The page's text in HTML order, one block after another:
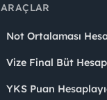
ARAÇLAR
Not Ortalaması
Vize Final Büt
YKS Puan